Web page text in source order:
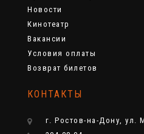
Новости
Кинотеатр
Вакансии
Условия оплаты
Возврат билетов
КОНТАКТЫ
г. Ростов-на-Дону, ул.